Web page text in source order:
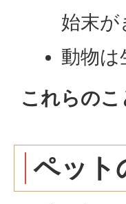
始末
動物は
これらの
ペット